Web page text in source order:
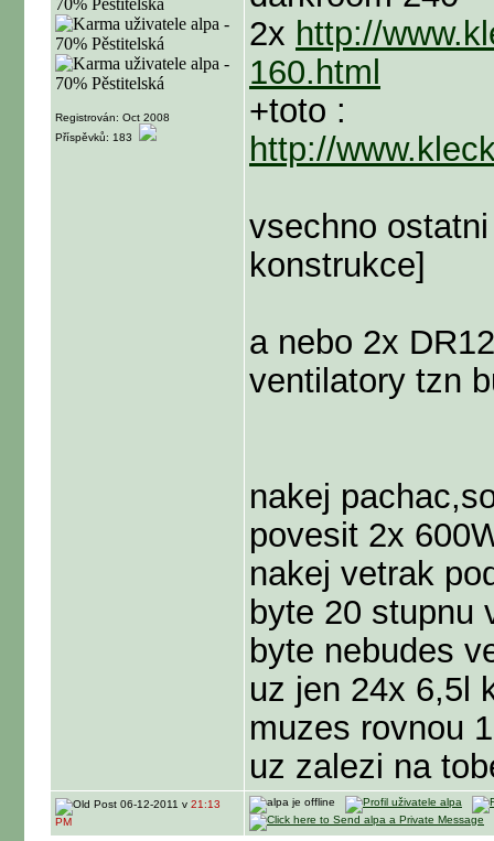
Registrován: Oct 2008
Příspěvků: 183
2x http://
160.html
+toto :
http://
vsechno
konstrukce]
a nebo 2x
ventilatory tzn
nakej
povesit 2x
nakej vetrak
byte 20 stupnu
byte nebudes
uz jen 24x 6,5l
muzes rovnou
uz zalezi na
06-12-2011 v 21:13
PM